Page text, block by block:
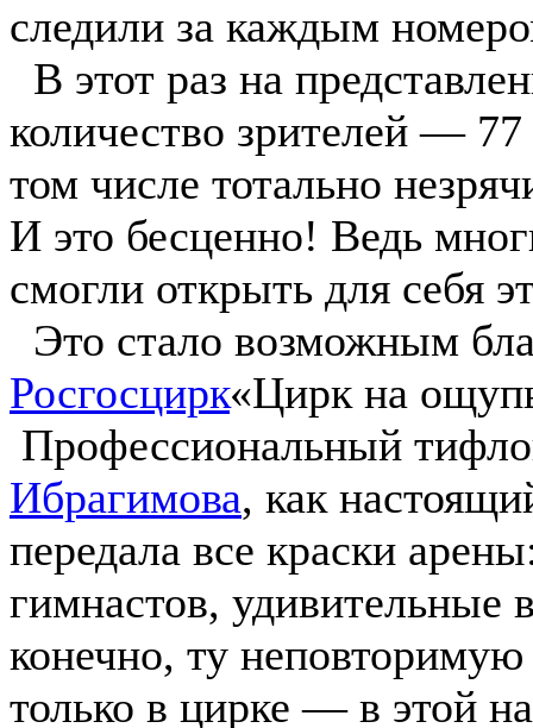
следили за каждым
В этот раз на
количество зрителей —
том числе тотально
И это бесценно! Ведь
смогли открыть для себя
Это стало возможным
Росгосцирк«Цирк на
Профессиональный
Ибрагимова, как
передала все краски
гимнастов,
конечно, ту
только в цирке — в этой